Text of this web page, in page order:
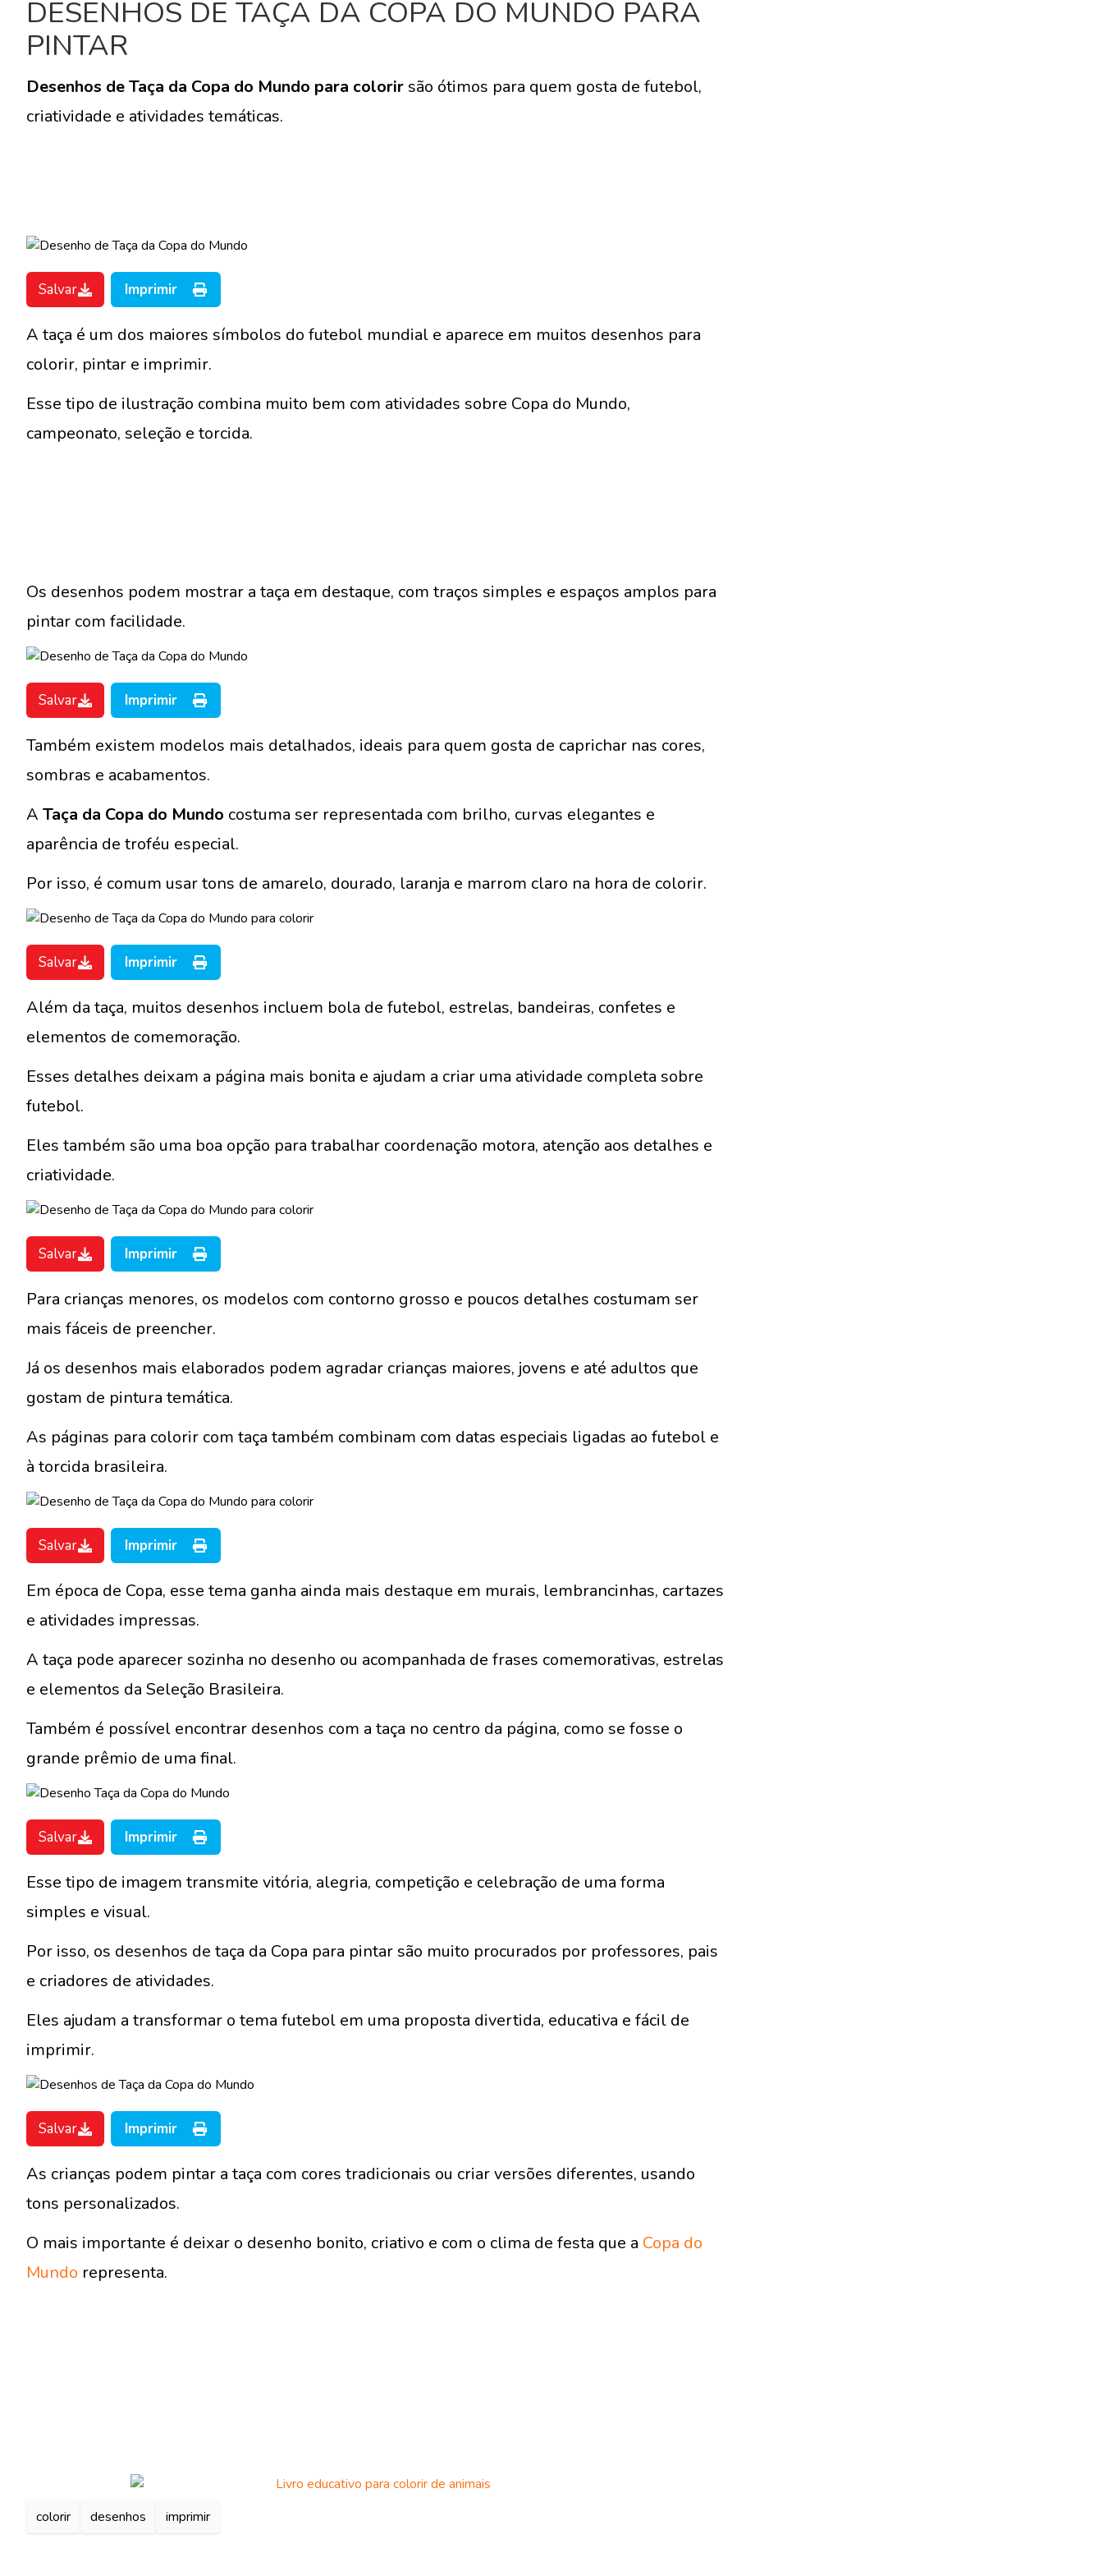
DESENHOS DE TAÇA DA COPA DO MUNDO PARA
PINTAR
Desenhos de Taça da Copa do Mundo para colorir são ótimos para quem gosta de futebol,
criatividade e atividades temáticas.
Salvar Imprimir
A taça é um dos maiores símbolos do futebol mundial e aparece em muitos desenhos para
colorir, pintar e imprimir.
Esse tipo de ilustração combina muito bem com atividades sobre Copa do Mundo,
campeonato, seleção e torcida.
Os desenhos podem mostrar a taça em destaque, com traços simples e espaços amplos para
pintar com facilidade.
Salvar Imprimir
Também existem modelos mais detalhados, ideais para quem gosta de caprichar nas cores,
sombras e acabamentos.
A Taça da Copa do Mundo costuma ser representada com brilho, curvas elegantes e
aparência de troféu especial.
Por isso, é comum usar tons de amarelo, dourado, laranja e marrom claro na hora de colorir.
Salvar Imprimir
Além da taça, muitos desenhos incluem bola de futebol, estrelas, bandeiras, confetes e
elementos de comemoração.
Esses detalhes deixam a página mais bonita e ajudam a criar uma atividade completa sobre
futebol.
Eles também são uma boa opção para trabalhar coordenação motora, atenção aos detalhes e
criatividade.
Salvar Imprimir
Para crianças menores, os modelos com contorno grosso e poucos detalhes costumam ser
mais fáceis de preencher.
Já os desenhos mais elaborados podem agradar crianças maiores, jovens e até adultos que
gostam de pintura temática.
As páginas para colorir com taça também combinam com datas especiais ligadas ao futebol e
à torcida brasileira.
Salvar Imprimir
Em época de Copa, esse tema ganha ainda mais destaque em murais, lembrancinhas, cartazes
e atividades impressas.
A taça pode aparecer sozinha no desenho ou acompanhada de frases comemorativas, estrelas
e elementos da Seleção Brasileira.
Também é possível encontrar desenhos com a taça no centro da página, como se fosse o
grande prêmio de uma final.
Salvar Imprimir
Esse tipo de imagem transmite vitória, alegria, competição e celebração de uma forma
simples e visual.
Por isso, os desenhos de taça da Copa para pintar são muito procurados por professores, pais
e criadores de atividades.
Eles ajudam a transformar o tema futebol em uma proposta divertida, educativa e fácil de
imprimir.
Salvar Imprimir
As crianças podem pintar a taça com cores tradicionais ou criar versões diferentes, usando
tons personalizados.
O mais importante é deixar o desenho bonito, criativo e com o clima de festa que a Copa do
Mundo representa.
colorir desenhos imprimir